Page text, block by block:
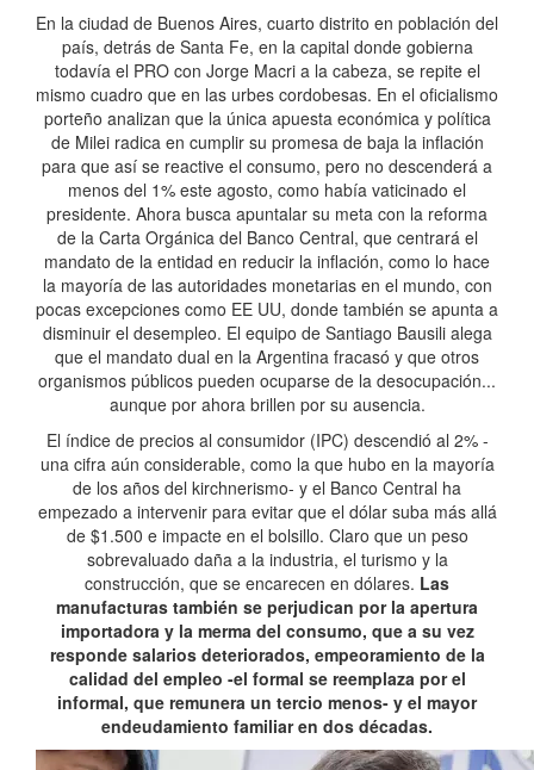
En la ciudad de Buenos Aires, cuarto distrito en población del
país, detrás de Santa Fe, en la capital donde gobierna
todavía el PRO con Jorge Macri a la cabeza, se repite el
mismo cuadro que en las urbes cordobesas. En el oficialismo
porteño analizan que la única apuesta económica y política
de Milei radica en cumplir su promesa de baja la inflación
para que así se reactive el consumo, pero no descenderá a
menos del 1% este agosto, como había vaticinado el
presidente. Ahora busca apuntalar su meta con la reforma
de la Carta Orgánica del Banco Central, que centrará el
mandato de la entidad en reducir la inflación, como lo hace
la mayoría de las autoridades monetarias en el mundo, con
pocas excepciones como EE UU, donde también se apunta a
disminuir el desempleo. El equipo de Santiago Bausili alega
que el mandato dual en la Argentina fracasó y que otros
organismos públicos pueden ocuparse de la desocupación...
aunque por ahora brillen por su ausencia.
El índice de precios al consumidor (IPC) descendió al 2% -
una cifra aún considerable, como la que hubo en la mayoría
de los años del kirchnerismo- y el Banco Central ha
empezado a intervenir para evitar que el dólar suba más allá
de $1.500 e impacte en el bolsillo. Claro que un peso
sobrevaluado daña a la industria, el turismo y la
construcción, que se encarecen en dólares. Las
manufacturas también se perjudican por la apertura
importadora y la merma del consumo, que a su vez
responde salarios deteriorados, empeoramiento de la
calidad del empleo -el formal se reemplaza por el
informal, que remunera un tercio menos- y el mayor
endeudamiento familiar en dos décadas.